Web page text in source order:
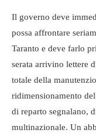
Il governo deve
possa affrontare
Taranto e deve farlo
serata arrivino lettere
totale della
ridimensionamento
di reparto segnalano,
multinazionale. Un